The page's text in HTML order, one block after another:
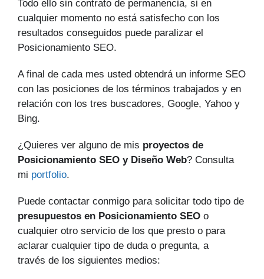
Todo ello sin contrato de permanencia, si en
cualquier momento no está satisfecho con los
resultados conseguidos puede paralizar el
Posicionamiento SEO.
A final de cada mes usted obtendrá un informe SEO
con las posiciones de los términos trabajados y en
relación con los tres buscadores, Google, Yahoo y
Bing.
¿Quieres ver alguno de mis proyectos de
Posicionamiento SEO y Diseño Web? Consulta
mi portfolio.
Puede contactar conmigo para solicitar todo tipo de
presupuestos en Posicionamiento SEO o
cualquier otro servicio de los que presto o para
aclarar cualquier tipo de duda o pregunta, a
través de los siguientes medios: